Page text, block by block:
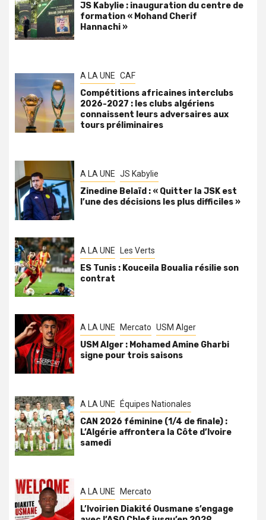
JS Kabylie : inauguration du centre de
formation « Mohand Cherif
Hannachi »
A LA UNE CAF
Compétitions africaines interclubs
2026-2027 : les clubs algériens
connaissent leurs adversaires aux
tours préliminaires
A LA UNE JS Kabylie
Zinedine Belaïd : « Quitter la JSK est
l’une des décisions les plus difficiles »
A LA UNE Les Verts
ES Tunis : Kouceila Boualia résilie son
contrat
A LA UNE Mercato USM Alger
USM Alger : Mohamed Amine Gharbi
signe pour trois saisons
A LA UNE Équipes Nationales
CAN 2026 féminine (1/4 de finale) :
L’Algérie affrontera la Côte d’Ivoire
samedi
A LA UNE Mercato
L’Ivoirien Diakité Ousmane s’engage